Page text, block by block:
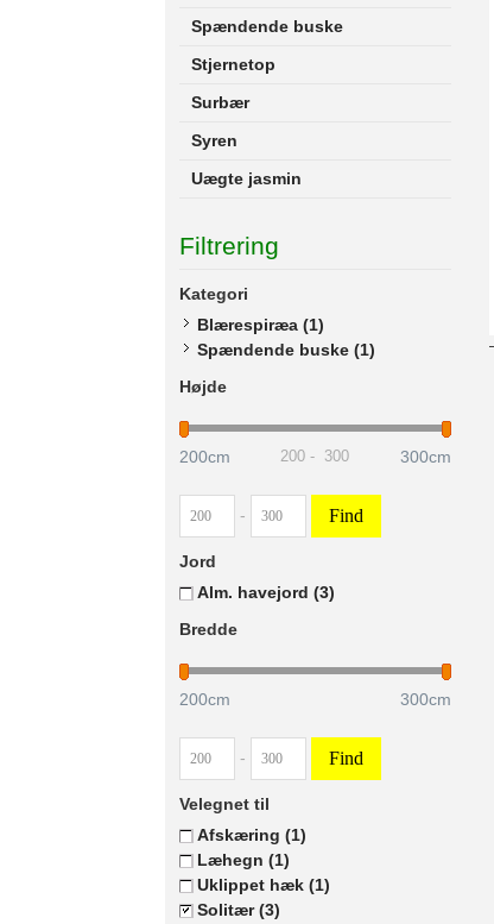
Spændende buske
Stjernetop
Surbær
Syren
Uægte jasmin
Filtrering
Kategori
Blærespiræa (1)
Spændende buske (1)
Højde
200cm 300cm
200 - 300
- Find
Jord
Alm. havejord (3)
Bredde
200cm 300cm
- Find
Velegnet til
Afskæring (1)
Læhegn (1)
Uklippet hæk (1)
Solitær(3)